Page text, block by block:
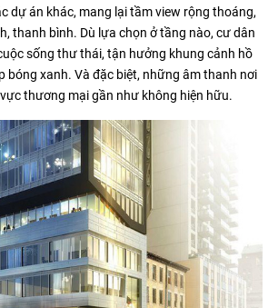
dự án khác, mang lại tầm view rộng thoáng,
thanh bình. Dù lựa chọn ở tầng nào, cư dân
sống thư thái, tận hưởng khung cảnh hồ
bóng xanh. Và đặc biệt, những âm thanh nơi
thương mại gần như không hiện hữu.